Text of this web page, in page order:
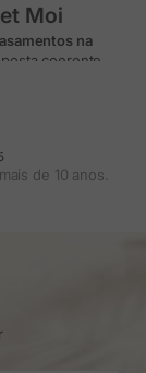
Moi
na
coerente,
a intenção de
destacam-se
cerimónias ao ar
de
de 10 anos.